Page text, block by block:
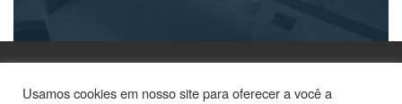
Usamos cookies em nosso site para oferecer a você a